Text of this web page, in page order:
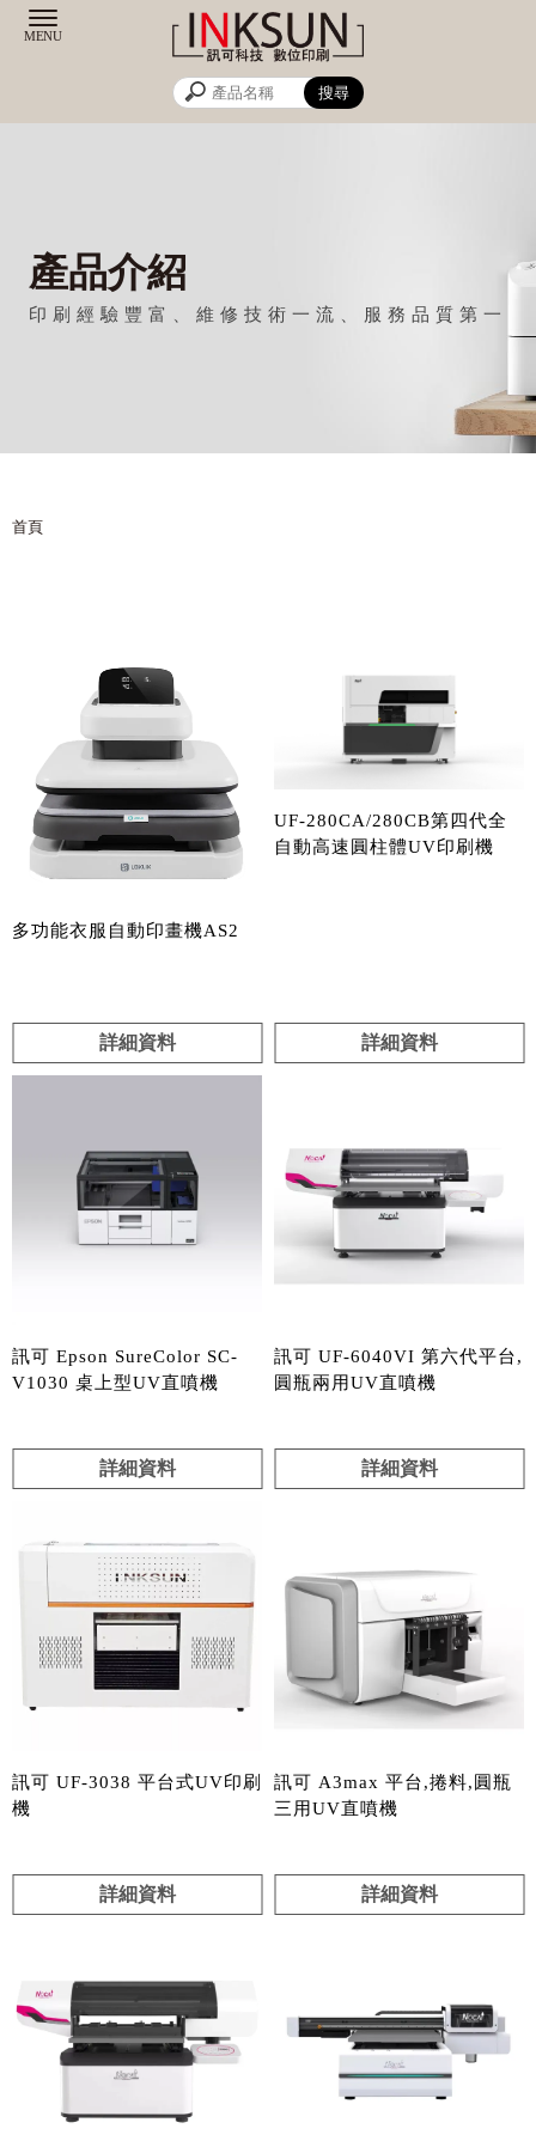
產品介紹
首頁
多功能衣服自動印畫機AS2
詳細資料
UF-280CA/280CB第四代全
自動高速圓柱體UV印刷機
詳細資料
訊可 Epson SureColor SC-
V1030 桌上型UV直噴機
詳細資料
訊可 UF-6040VI 第六代平台,
圓瓶兩用UV直噴機
詳細資料
訊可 UF-3038 平台式UV印刷
機
詳細資料
訊可 A3max 平台,捲料,圓瓶
三用UV直噴機
詳細資料